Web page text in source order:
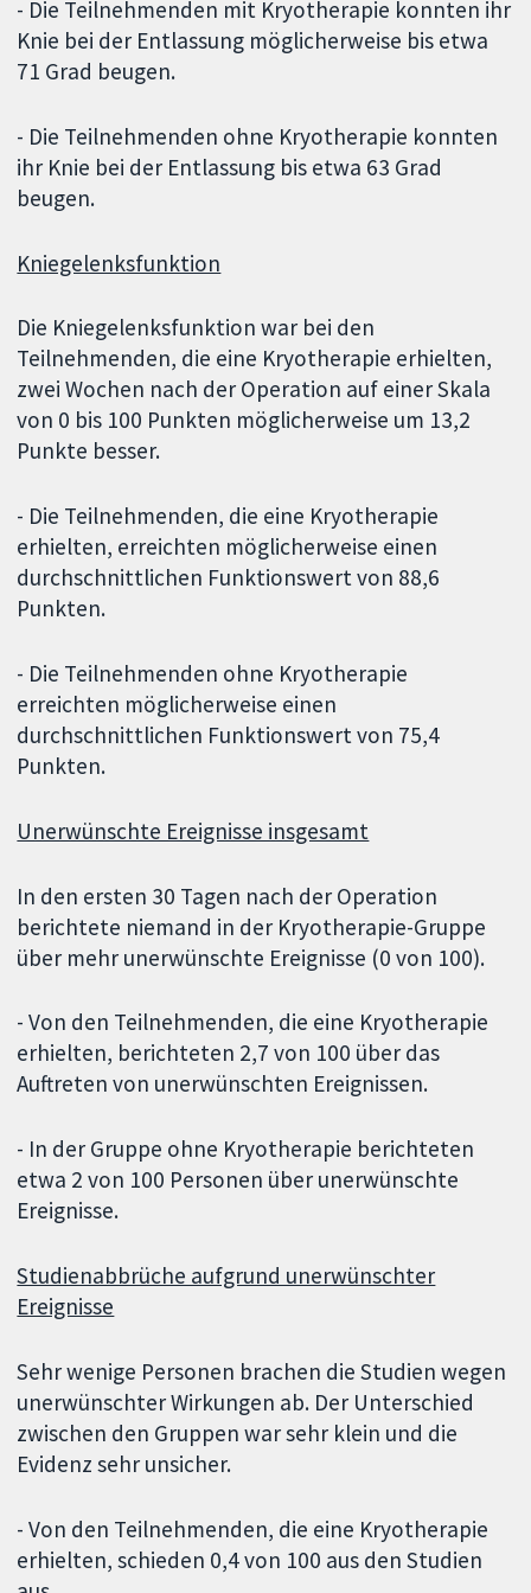
- Die Teilnehmenden mit Kryotherapie konnten ihr
Knie bei der Entlassung möglicherweise bis etwa
71 Grad beugen.
- Die Teilnehmenden ohne Kryotherapie konnten
ihr Knie bei der Entlassung bis etwa 63 Grad
beugen.
Kniegelenksfunktion
Die Kniegelenksfunktion war bei den
Teilnehmenden, die eine Kryotherapie erhielten,
zwei Wochen nach der Operation auf einer Skala
von 0 bis 100 Punkten möglicherweise um 13,2
Punkte besser.
- Die Teilnehmenden, die eine Kryotherapie
erhielten, erreichten möglicherweise einen
durchschnittlichen Funktionswert von 88,6
Punkten.
- Die Teilnehmenden ohne Kryotherapie
erreichten möglicherweise einen
durchschnittlichen Funktionswert von 75,4
Punkten.
Unerwünschte Ereignisse insgesamt
In den ersten 30 Tagen nach der Operation
berichtete niemand in der Kryotherapie-Gruppe
über mehr unerwünschte Ereignisse (0 von 100).
- Von den Teilnehmenden, die eine Kryotherapie
erhielten, berichteten 2,7 von 100 über das
Auftreten von unerwünschten Ereignissen.
- In der Gruppe ohne Kryotherapie berichteten
etwa 2 von 100 Personen über unerwünschte
Ereignisse.
Studienabbrüche aufgrund unerwünschter
Ereignisse
Sehr wenige Personen brachen die Studien wegen
unerwünschter Wirkungen ab. Der Unterschied
zwischen den Gruppen war sehr klein und die
Evidenz sehr unsicher.
- Von den Teilnehmenden, die eine Kryotherapie
erhielten, schieden 0,4 von 100 aus den Studien